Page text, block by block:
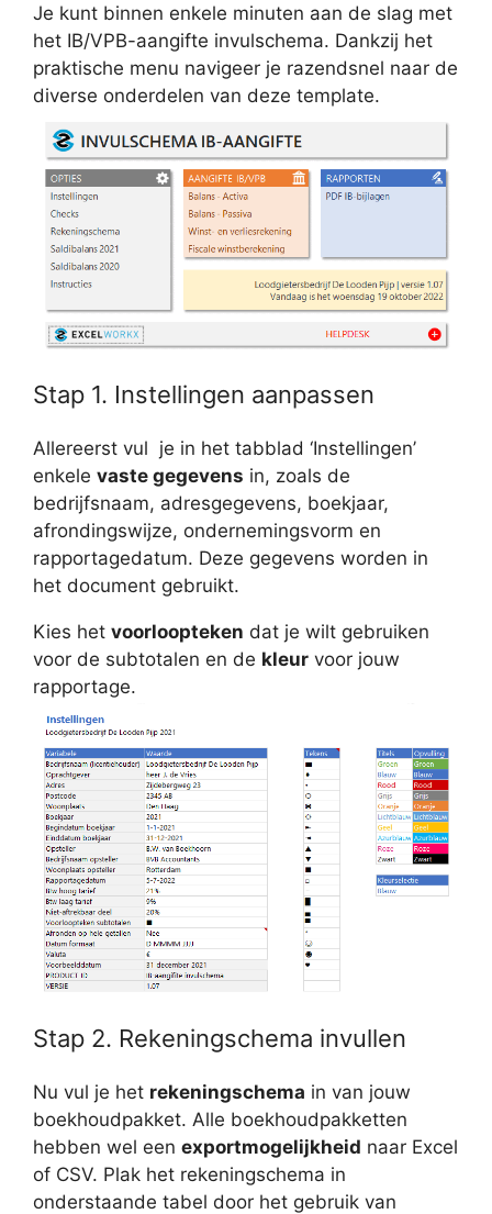
Je kunt binnen enkele minuten aan de slag met
het IB/VPB-aangifte invulschema. Dankzij het
praktische menu navigeer je razendsnel naar de
diverse onderdelen van deze template.
Stap 1. Instellingen aanpassen
Allereerst vul je in het tabblad ‘Instellingen’
enkele vaste gegevens in, zoals de
bedrijfsnaam, adresgegevens, boekjaar,
afrondingswijze, ondernemingsvorm en
rapportagedatum. Deze gegevens worden in
het document gebruikt.
Kies het voorloopteken dat je wilt gebruiken
voor de subtotalen en de kleur voor jouw
rapportage.
Stap 2. Rekeningschema invullen
Nu vul je het rekeningschema in van jouw
boekhoudpakket. Alle boekhoudpakketten
hebben wel een exportmogelijkheid naar Excel
of CSV. Plak het rekeningschema in
onderstaande tabel door het gebruik van